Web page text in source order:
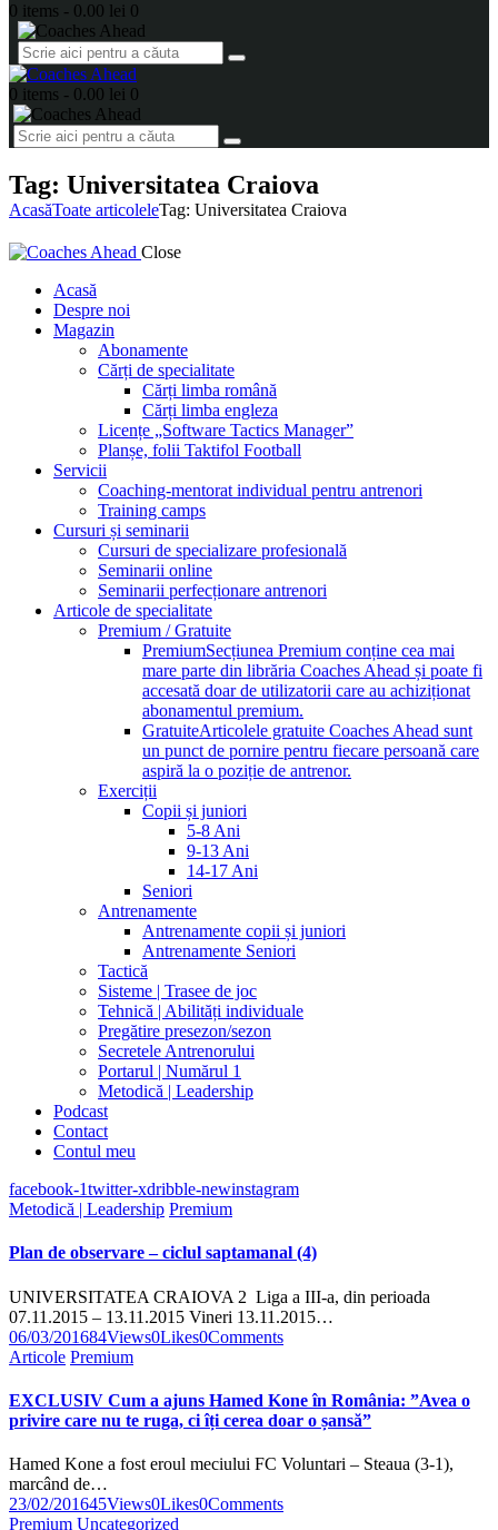
0 items - 0.00 lei 0
0 items - 0.00 lei 0
Tag: Universitatea Craiova
AcasăToate articoleleTag: Universitatea Craiova
Close
Acasă
Despre noi
Magazin
Abonamente
Cărți de specialitate
Cărți limba română
Cărți limba engleza
Licențe „Software Tactics Manager”
Planșe, folii Taktifol Football
Servicii
Coaching-mentorat individual pentru antrenori
Training camps
Cursuri și seminarii
Cursuri de specializare profesională
Seminarii online
Seminarii perfecționare antrenori
Articole de specialitate
Premium / Gratuite
PremiumSecțiunea Premium conține cea mai
mare parte din librăria Coaches Ahead și poate fi
accesată doar de utilizatorii care au achiziționat
abonamentul premium.
GratuiteArticolele gratuite Coaches Ahead sunt
un punct de pornire pentru fiecare persoană care
aspiră la o poziție de antrenor.
Exerciții
Copii și juniori
5-8 Ani
9-13 Ani
14-17 Ani
Seniori
Antrenamente
Antrenamente copii și juniori
Antrenamente Seniori
Tactică
Sisteme | Trasee de joc
Tehnică | Abilități individuale
Pregătire presezon/sezon
Secretele Antrenorului
Portarul | Numărul 1
Metodică | Leadership
Podcast
Contact
Contul meu
facebook-1twitter-xdribble-newinstagram
Metodică | Leadership Premium
Plan de observare – ciclul saptamanal (4)
UNIVERSITATEA CRAIOVA 2 Liga a III-a, din perioada
07.11.2015 – 13.11.2015 Vineri 13.11.2015…
06/03/201684Views0Likes0Comments
Articole Premium
EXCLUSIV Cum a ajuns Hamed Kone în România: ”Avea o
privire care nu te ruga, ci îți cerea doar o șansă”
Hamed Kone a fost eroul meciului FC Voluntari – Steaua (3-1),
marcând de…
23/02/201645Views0Likes0Comments
Premium Uncategorized